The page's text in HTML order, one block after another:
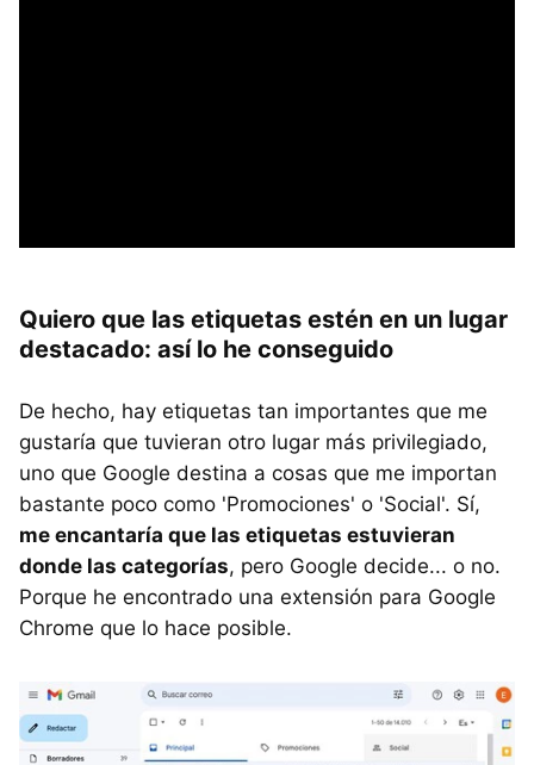
Quiero que las etiquetas estén en un lugar
destacado: así lo he conseguido
De hecho, hay etiquetas tan importantes que me
gustaría que tuvieran otro lugar más privilegiado,
uno que Google destina a cosas que me importan
bastante poco como 'Promociones' o 'Social'. Sí,
me encantaría que las etiquetas estuvieran
donde las categorías, pero Google decide... o no.
Porque he encontrado una extensión para Google
Chrome que lo hace posible.